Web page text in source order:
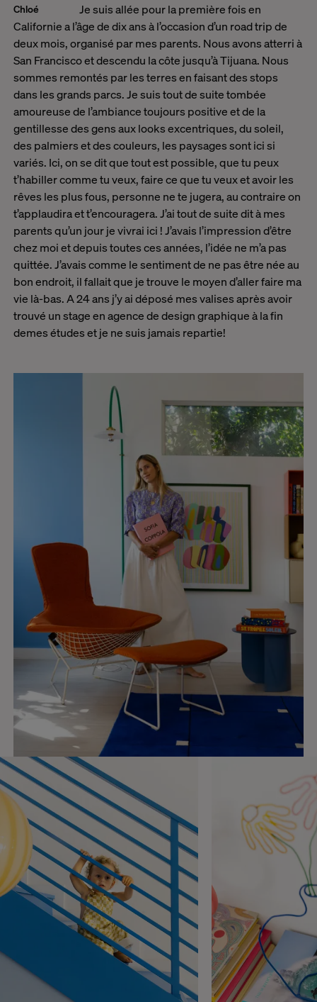
Chloé
Je suis allée pour la première fois en
Californie a l’âge de dix ans à l’occasion d’un road trip de
deux mois, organisé par mes parents. Nous avons atterri à
San Francisco et descendu la côte jusqu’à Tijuana. Nous
sommes remontés par les terres en faisant des stops
dans les grands parcs. Je suis tout de suite tombée
amoureuse de l’ambiance toujours positive et de la
gentillesse des gens aux looks excentriques, du soleil,
des palmiers et des couleurs, les paysages sont ici si
variés. Ici, on se dit que tout est possible, que tu peux
t’habiller comme tu veux, faire ce que tu veux et avoir les
rêves les plus fous, personne ne te jugera, au contraire on
t’applaudira et t’encouragera.J’ai tout de suite dit à mes
parents qu’un jour je vivrai ici ! J’avais l’impression d’être
chez moi et depuis toutes ces années, l’idée ne m’a pas
quittée. J’avais comme le sentiment de ne pas être née au
bon endroit, il fallait que je trouve le moyen d’aller faire ma
vie là-bas. A 24 ans j’y ai déposé mes valises après avoir
trouvé un stage en agence de design graphique à la fin
demes études et je ne suis jamais repartie!